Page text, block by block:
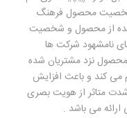
محصول فرهنگ
از محصول و شخصیت
نامشهود شرکت ها
نزد مشتریان شده
می کند و باعث افزایش
متاثر از هویت بصری
می باشد .